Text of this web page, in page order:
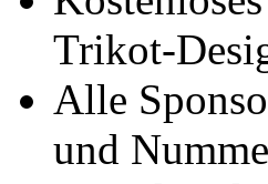
Trikot-
Alle
und